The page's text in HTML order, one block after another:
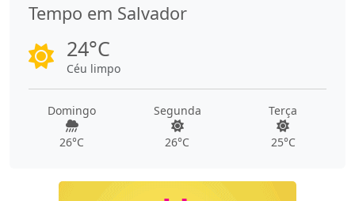
Tempo em Salvador
24°C
Céu limpo
Domingo
26°C
Segunda
26°C
Terça
25°C